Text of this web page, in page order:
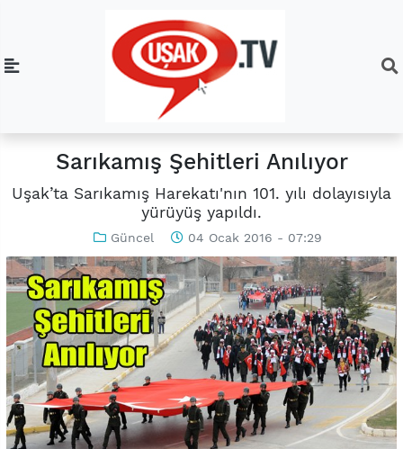
Sarıkamış Şehitleri Anılıyor
Uşak’ta Sarıkamış Harekatı'nın 101. yılı dolayısıyla
yürüyüş yapıldı.
Güncel 04 Ocak 2016 - 07:29